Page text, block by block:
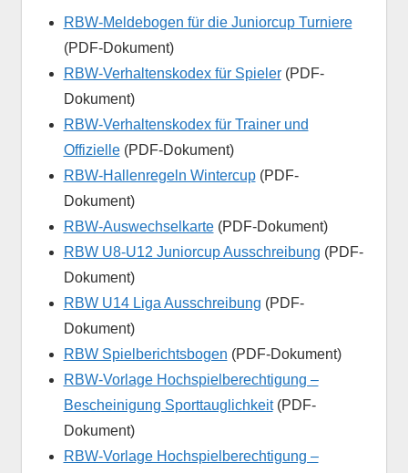
RBW-Meldebogen für die Juniorcup Turniere
(PDF-Dokument)
RBW-Verhaltenskodex für Spieler(PDF-
Dokument)
RBW-Verhaltenskodex für Trainer und
Offizielle(PDF-Dokument)
RBW-Hallenregeln Wintercup(PDF-
Dokument)
RBW-Auswechselkarte(PDF-Dokument)
RBW U8-U12 Juniorcup Ausschreibung (PDF-
Dokument)
RBW U14 Liga Ausschreibung (PDF-
Dokument)
RBW Spielberichtsbogen (PDF-Dokument)
RBW-Vorlage Hochspielberechtigung –
Bescheinigung Sporttauglichkeit(PDF-
Dokument)
RBW-Vorlage Hochspielberechtigung –